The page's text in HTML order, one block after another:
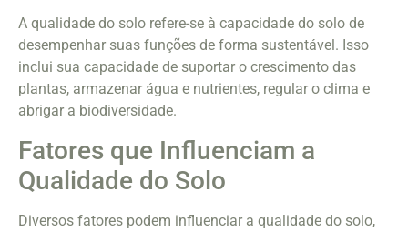
A qualidade do solo refere-se à capacidade do solo de
desempenhar suas funções de forma sustentável. Isso
inclui sua capacidade de suportar o crescimento das
plantas, armazenar água e nutrientes, regular o clima e
abrigar a biodiversidade.
Fatores que Influenciam a
Qualidade do Solo
Diversos fatores podem influenciar a qualidade do solo,